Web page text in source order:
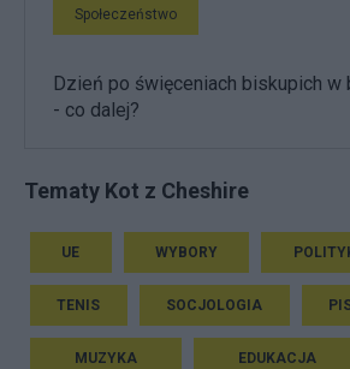
Społeczeństwo
Dzień po święceniach biskupich w
- co dalej?
Tematy Kot z Cheshire
UE WYBORY
TENIS SOCJOLOGIA
MUZYKA EDUKACJA